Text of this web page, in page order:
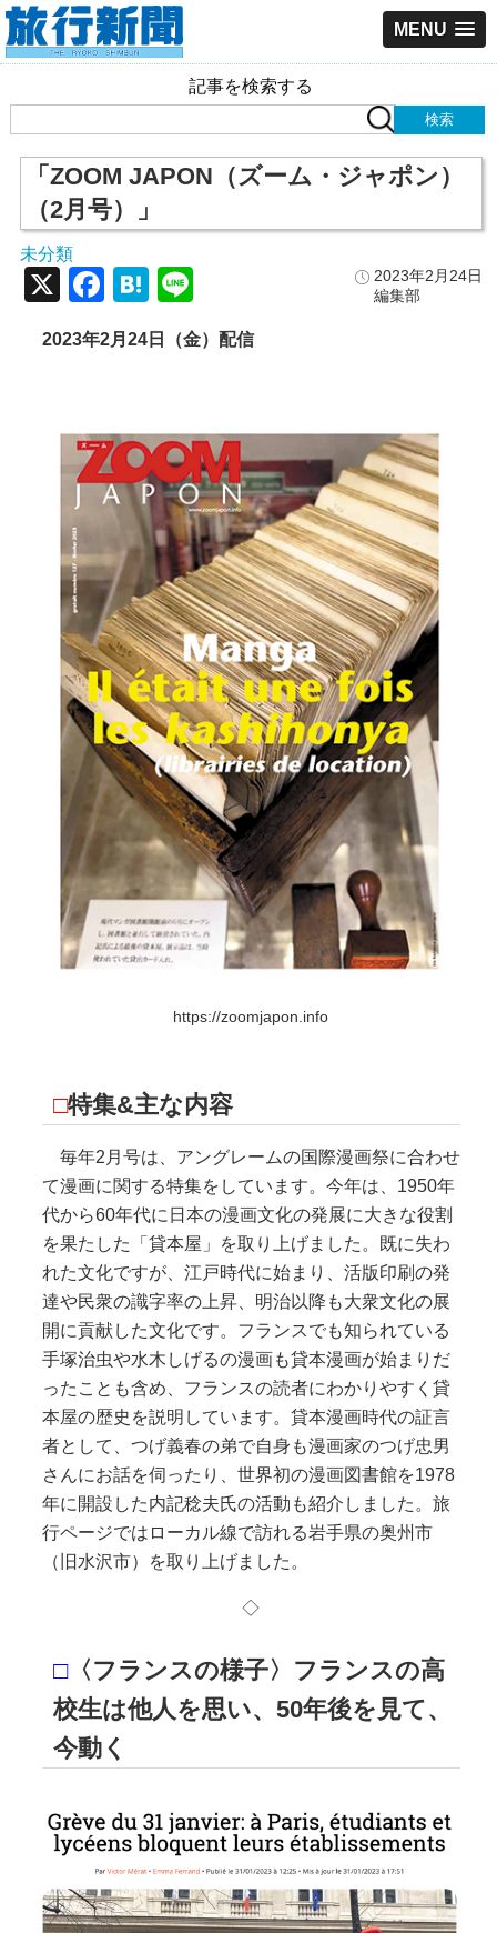
MENU
記事を検索する
「ZOOM JAPON（ズーム・ジャポン）
（2月号）」
未分類
2023年2月24日
編集部
X Facebook
Hatena
2023年2月24日（金）配信
https://zoomjapon.info
□特集&主な内容
毎年2月号は、アングレームの国際漫画祭に合わせ
て漫画に関する特集をしています。今年は、1950年
代から60年代に日本の漫画文化の発展に大きな役割
を果たした「貸本屋」を取り上げました。既に失わ
れた文化ですが、江戸時代に始まり、活版印刷の発
達や民衆の識字率の上昇、明治以降も大衆文化の展
開に貢献した文化です。フランスでも知られている
手塚治虫や水木しげるの漫画も貸本漫画が始まりだ
ったことも含め、フランスの読者にわかりやすく貸
本屋の歴史を説明しています。貸本漫画時代の証言
者として、つげ義春の弟で自身も漫画家のつげ忠男
さんにお話を伺ったり、世界初の漫画図書館を1978
年に開設した内記稔夫氏の活動も紹介しました。旅
行ページではローカル線で訪れる岩手県の奥州市
（旧水沢市）を取り上げました。
◇
□〈フランスの様子〉フランスの高
校生は他人を思い、50年後を見て、
今動く